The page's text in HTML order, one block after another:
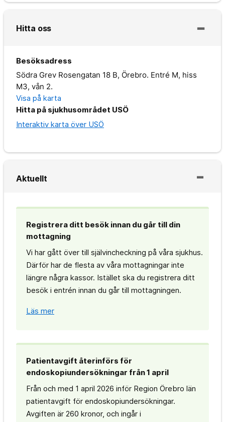
Hitta oss
Besöksadress
Södra Grev Rosengatan 18 B, Örebro. Entré M, hiss
M3, vån 2.
Visa på karta
Hitta på sjukhusområdet USÖ
Interaktiv karta över USÖ
Aktuellt
Registrera ditt besök innan du går till din
mottagning
Vi har gått över till självincheckning på våra sjukhus.
Därför har de flesta av våra mottagningar inte
längre några kassor. Istället ska du registrera ditt
besök i entrén innan du går till mottagningen.
Läs mer
Patientavgift återinförs för
endoskopiundersökningar från 1 april
Från och med 1 april 2026 inför Region Örebro län
patientavgift för endoskopiundersökningar.
Avgiften är 260 kronor, och ingår i